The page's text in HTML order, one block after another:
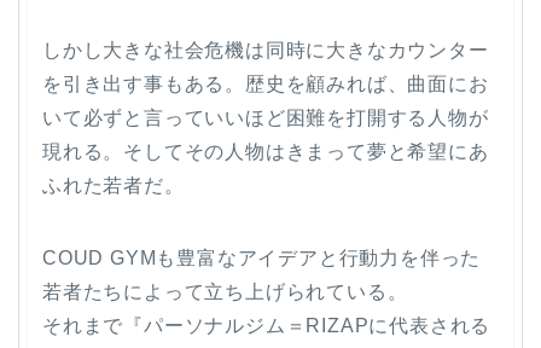
しかし大きな社会危機は同時に大きなカウンター
を引き出す事もある。歴史を顧みれば、曲面にお
いて必ずと言っていいほど困難を打開する人物が
現れる。そしてその人物はきまって夢と希望にあ
ふれた若者だ。
COUD GYMも豊富なアイデアと行動力を伴った
若者たちによって立ち上げられている。
それまで『パーソナルジム＝RIZAPに代表される